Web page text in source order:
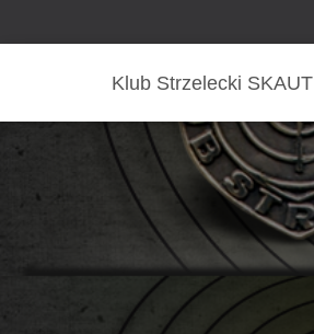
Klub Strzelecki SKAUT